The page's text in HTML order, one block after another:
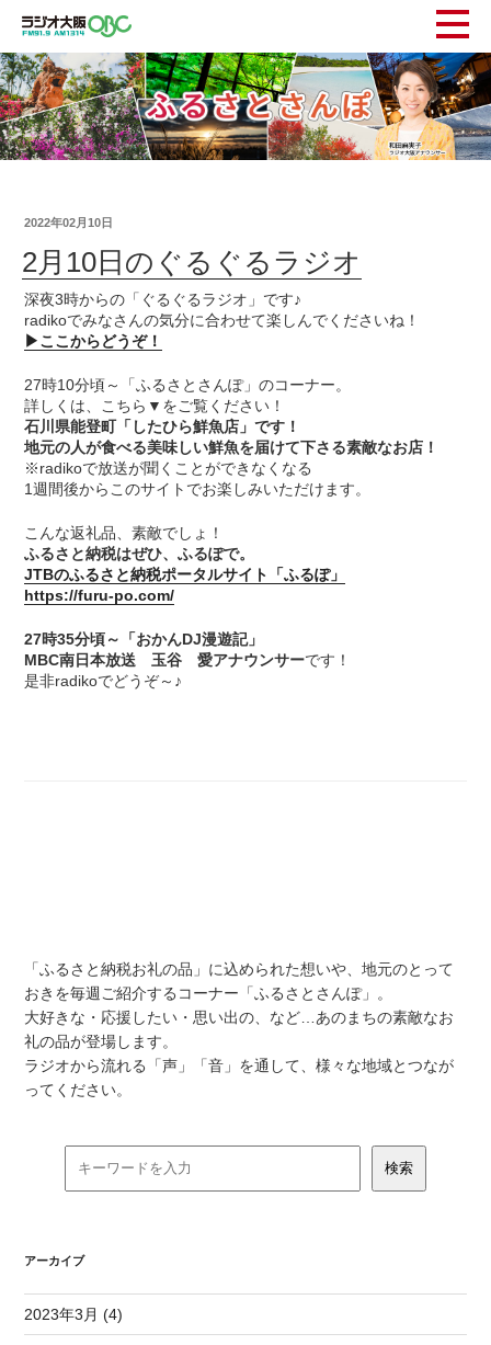
2022年02月10日
2月10日のぐるぐるラジオ
深夜3時からの「ぐるぐるラジオ」です♪
radikoでみなさんの気分に合わせて楽しんでくださいね！
▶ここからどうぞ！
27時10分頃～「ふるさとさんぽ」のコーナー。
詳しくは、こちら▼をご覧ください！
石川県能登町「したひら鮮魚店」です！
地元の人が食べる美味しい鮮魚を届けて下さる素敵なお店！
※radikoで放送が聞くことができなくなる
1週間後からこのサイトでお楽しみいただけます。
こんな返礼品、素敵でしょ！
ふるさと納税はぜひ、ふるぽで。
JTBのふるさと納税ポータルサイト「ふるぽ」
https://furu-po.com/
27時35分頃～「おかんDJ漫遊記」
MBC南日本放送 玉谷 愛アナウンサーです！
是非radikoでどうぞ～♪
「ふるさと納税お礼の品」に込められた想いや、地元のとって
おきを毎週ご紹介するコーナー「ふるさとさんぽ」。
大好きな・応援したい・思い出の、など…あのまちの素敵なお
礼の品が登場します。
ラジオから流れる「声」「音」を通して、様々な地域とつなが
ってください。
アーカイブ
2023年3月 (4)